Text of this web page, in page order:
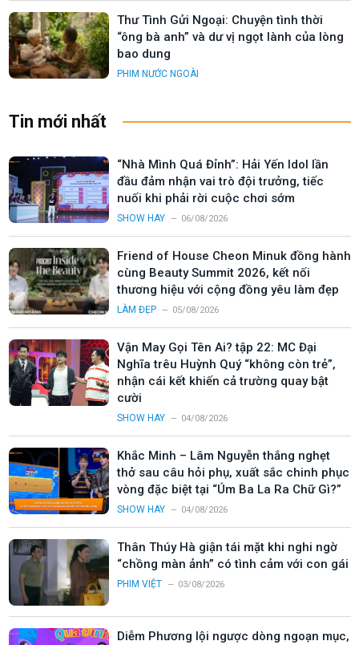
Thư Tình Gửi Ngoại: Chuyện tình thời
“ông bà anh” và dư vị ngọt lành của lòng
bao dung
PHIM NƯỚC NGOÀI
Tin mới nhất
“Nhà Mình Quá Đỉnh”: Hải Yến Idol lần
đầu đảm nhận vai trò đội trưởng, tiếc
nuối khi phải rời cuộc chơi sớm
SHOW HAY 06/08/2026
Friend of House Cheon Minuk đồng hành
cùng Beauty Summit 2026, kết nối
thương hiệu với cộng đồng yêu làm đẹp
LÀM ĐẸP 05/08/2026
Vận May Gọi Tên Ai? tập 22: MC Đại
Nghĩa trêu Huỳnh Quý “không còn trẻ”,
nhận cái kết khiến cả trường quay bật
cười
SHOW HAY 04/08/2026
Khắc Minh – Lâm Nguyễn thắng nghẹt
thở sau câu hỏi phụ, xuất sắc chinh phục
vòng đặc biệt tại “Úm Ba La Ra Chữ Gì?”
SHOW HAY 04/08/2026
Thân Thúy Hà giận tái mặt khi nghi ngờ
“chồng màn ảnh” có tình cảm với con gái
PHIM VIỆT 03/08/2026
Diễm Phương lội ngược dòng ngoạn mục,